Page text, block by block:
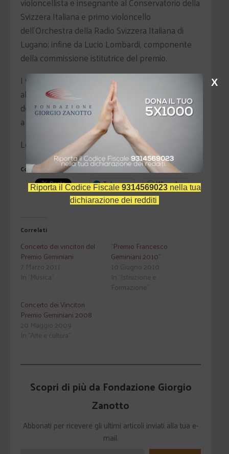
Svizzera Italiana e primo violoncello
dell'Orchestra della Radio Svizzera Italiana di
Lugano; infine da Lucio Lombardi, componente
della commissione istitutrice del premio.
I vincitori parteciperanno, in qualità di solisti, ad
alcuni concerti inseriti nella stagione 2008-2009
dell'Orchestra "I Virtuosi Italiani" che si terranno
a Verona.
Leggi la
rassegna stampa
Condividi
Telegram WhatsApp
Correlati
Concerto dei vincitori del
Premio Geminiani
7 Marzo 2011
In "Musica"
"Premio Francesco
Geminiani 2010"
10 Giugno 2010
In "Istruzione e
Formazione"
Concerto dei Vincitori
Premio Geminiani 2008
20 Maggio 2009
In "Arte e cultura"
Scopri di più da Fondazione Giorgio
Zanotto
Abbonati per ricevere gli ultimi articoli inviati alla tua e-
mail.
Riporta il Codice Fiscale 9314569023 nella tua
dichiarazione dei redditi
X